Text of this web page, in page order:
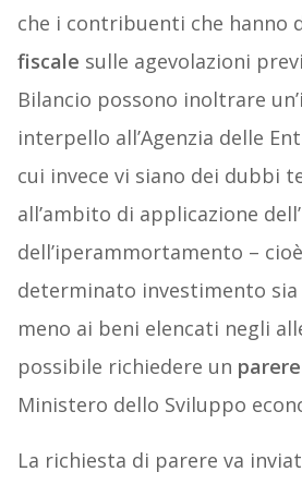
che i contribuenti che hanno
fiscale sulle agevolazioni
Bilancio possono inoltrare
interpello all’Agenzia delle
cui invece vi siano dei dubbi
all’ambito di applicazione
dell’iperammortamento –
determinato investimento
meno ai beni elencati negli
possibile richiedere un
Ministero dello Sviluppo
La richiesta di parere va